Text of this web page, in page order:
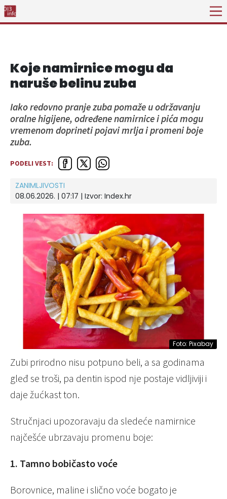
Koje namirnice mogu da
naruše belinu zuba
Iako redovno pranje zuba pomaže u održavanju
oralne higijene, određene namirnice i pića mogu
vremenom doprineti pojavi mrlja i promeni boje
zuba.
PODELI VEST:
ZANIMLJIVOSTI
08.06.2026. | 07:17 | Izvor: Index.hr
Foto: Pixabay
Zubi prirodno nisu potpuno beli, a sa godinama
gleđ se troši, pa dentin ispod nje postaje vidljiviji i
daje žućkast ton.
Stručnjaci upozoravaju da sledeće namirnice
najčešće ubrzavaju promenu boje:
1. Tamno bobičasto voće
Borovnice, maline i slično voće bogato je